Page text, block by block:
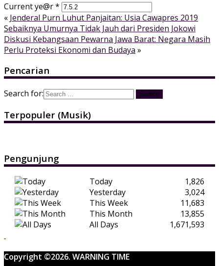
Current ye@r*
« Jenderal Purn Luhut Panjaitan: Usia Cawapres 2019
Sebaiknya Umurnya Tidak Jauh dari Presiden Jokowi
Diskusi Kebangsaan Pewarna Jawa Barat: Negara Masih
Perlu Proteksi Ekonomi dan Budaya »
Pencarian
Search for:
Terpopuler (Musik)
Pengunjung
Today
1,826
Yesterday
3,024
This Week
11,683
This Month
13,855
All Days
1,671,593
Copyright ©2026. WARNING TIME